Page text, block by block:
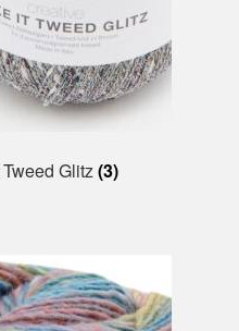
Glitz(3)